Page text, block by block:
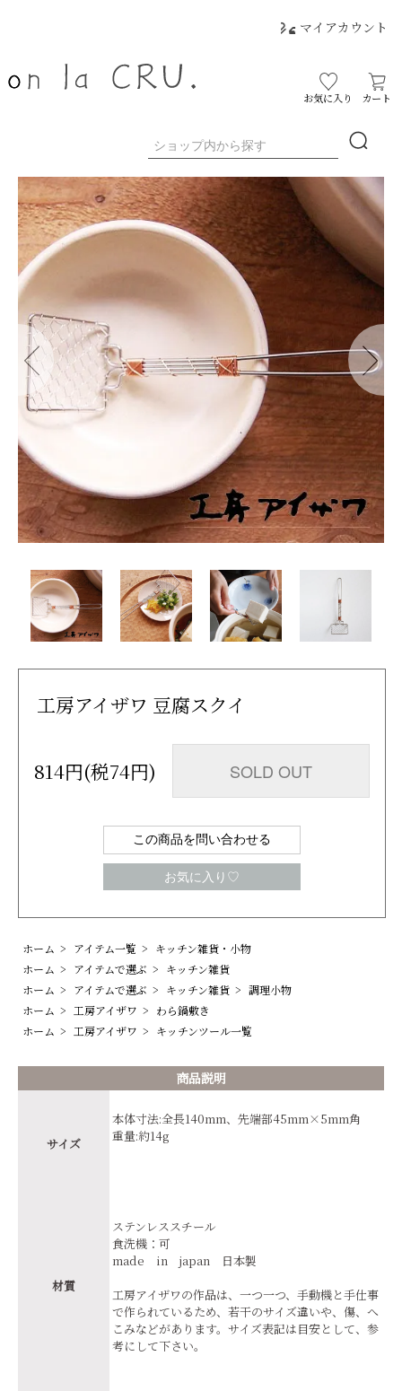
マイアカウント
お気に入り カート
工房アイザワ 豆腐スクイ
814円(税74円) SOLD OUT
この商品を問い合わせる
お気に入り♡
ホーム > アイテム一覧 > キッチン雑貨・小物
ホーム > アイテムで選ぶ > キッチン雑貨
ホーム > アイテムで選ぶ > キッチン雑貨 > 調理小物
ホーム > 工房アイザワ > わら鍋敷き
ホーム > 工房アイザワ > キッチンツール一覧
商品説明
サイズ
本体寸法:全長140mm、先端部45mm×5mm角
重量:約14g
材質
ステンレススチール
食洗機：可
made in japan 日本製
工房アイザワの作品は、一つ一つ、手動機と手仕事
で作られているため、若干のサイズ違いや、傷、へ
こみなどがあります。サイズ表記は目安として、参
考にして下さい。